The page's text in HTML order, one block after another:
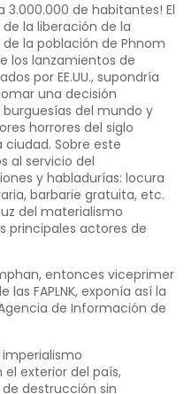
3.000.000 de habitantes! El
la liberación de la
la población de Phnom
los lanzamientos de
por EE.UU., supondría
una decisión
del mundo y
horrores del siglo
Sobre este
al servicio del
y habladurías: locura
barbarie gratuita, etc.
del materialismo
principales actores de
entonces viceprimer
FAPLNK, exponía así la
de Información de
exterior del país,
destrucción sin